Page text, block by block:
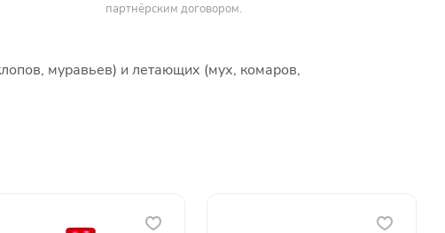
партнёрским договором.
муравьев) и летающих (мух, комаров,